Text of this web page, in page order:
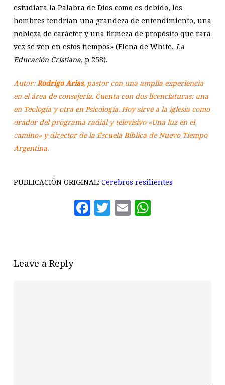
estudiara la Palabra de Dios como es debido, los
hombres tendrían una grandeza de entendimiento, una
nobleza de carácter y una firmeza de propósito que rara
vez se ven en estos tiempos» (Elena de White, La
Educación Cristiana, p 258).
Autor:Rodrigo Arias, pastor con una amplia experiencia
en el área de consejería. Cuenta con dos licenciaturas: una
en Teología y otra en Psicología. Hoy sirve a la iglesia como
orador del programa radial y televisivo «Una luz en el
camino» y director de la Escuela Bíblica de Nuevo Tiempo
Argentina.
PUBLICACIÓN ORIGINAL: Cerebros resilientes
Facebook
Twitter
Email
Leave a Reply